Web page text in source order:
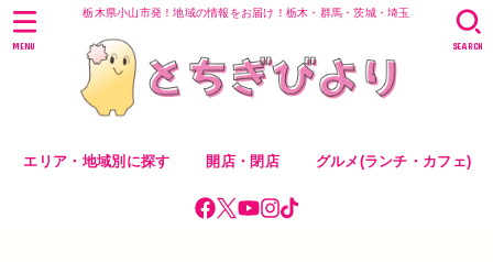
栃木県小山市発！地域の情報をお届け！栃木・群馬・茨城・埼玉
エリア・地域別に探す 開店・閉店 グルメ(ランチ・カフェ)
SEARCH
MENU